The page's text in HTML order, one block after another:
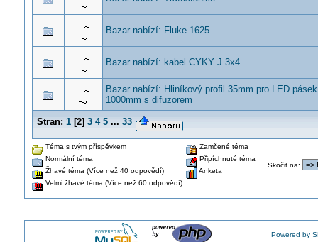
Bazar nabízí: Fluke 1625
Bazar nabízí: kabel CYKY J 3x4
Bazar nabízí: Hliníkový profil 35mm pro LED
1000mm s difuzorem
Stran: 1[2] 3 4 5 ... 33
Téma s tvým příspěvkem
Normální téma
Žhavé téma (Více než 40 odpovědí)
Velmi žhavé téma (Více než 60 odpovědí)
Zamčené téma
Připíchnuté téma
Anketa
Skočit na:
Powered by